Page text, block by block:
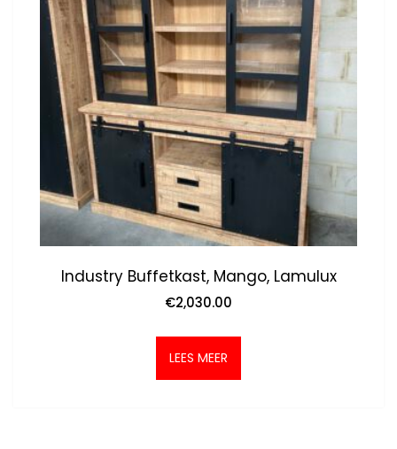
Industry Buffetkast, Mango, Lamulux
€2,030.00
LEES MEER